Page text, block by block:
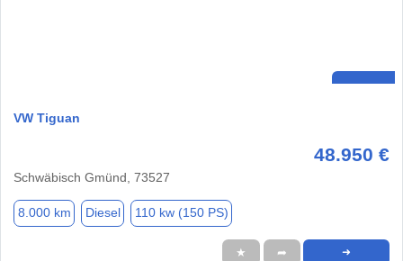
VW Tiguan
48.950 €
Schwäbisch Gmünd, 73527
8.000 km Diesel 110 kw (150 PS)
★ ➦ ➜